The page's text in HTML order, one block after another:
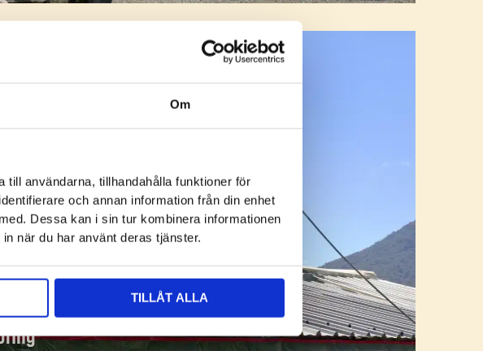
Om
till användarna, tillhandahålla funktioner för
och annan information från din enhet
Dessa kan i sin tur kombinera informationen
när du har använt deras tjänster.
TILLÅT ALLA
#MILJÖ
nya klimatinitiativ har
med fokus på ”Cool